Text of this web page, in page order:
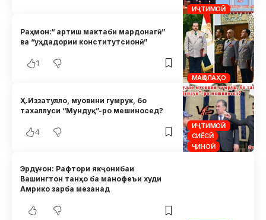
ИҶТИМОӢ
МАҚОЛАҲО
Раҳмон:“ артиш мактаби мардонагӣ”
ва “уҳдадории конститутсионӣ”
1
ИҶТИМОӢ
СИЁСӢ
ҶИНОӢ
Ҳ.Иззатулло, муовини гумрук, бо
тахаллуси “Мундуқ”-ро мешиносед?
4
Эрдуғон: Рафтори якҷонибаи
Вашингтон танҳо ба манофеъи худи
Амрико зарба мезанад